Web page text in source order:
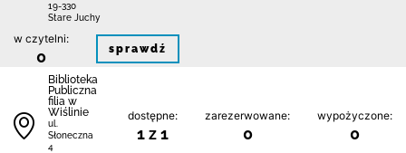
19-330
Stare Juchy
w czytelni:
0 sprawdź
Biblioteka
Publiczna
filia w
Wiślinie
ul.
Słoneczna
4
dostępne:
1 z 1
zarezerwowane:
0
wypożyczone:
0